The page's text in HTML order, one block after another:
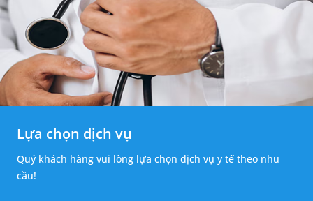
Lựa chọn dịch vụ
Quý khách hàng vui lòng lựa chọn dịch vụ y tế theo nhu
cầu!